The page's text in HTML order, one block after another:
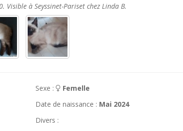
à Seyssinet-Pariset chez Linda B.
Sexe :
Femelle
Date de naissance : Mai 2024
Divers :